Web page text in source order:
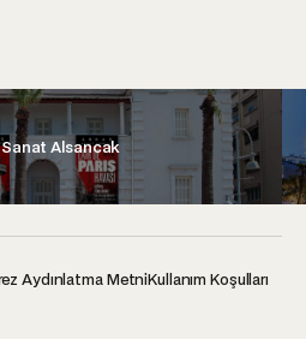
Alsancak
Aydınlatma MetniKullanım Koşulları